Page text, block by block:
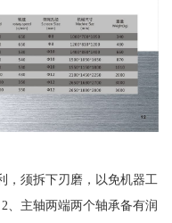
，须拆下刃磨，以免机器工
、主轴两端两个轴承备有润